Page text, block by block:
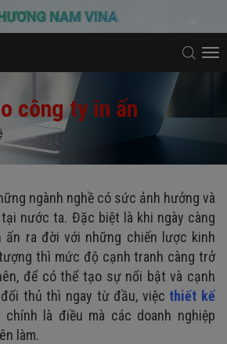
công ty in ấn
ngành nghề có sức ảnh hưởng và
nước ta. Đặc biệt là khi ngày càng
ấn ra đời với những chiến lược kinh
thì mức độ cạnh tranh càng trở
để có thể tạo sự nổi bật và cạnh
thủ thì ngay từ đầu, việc thiết kế
chính là điều mà các doanh nghiệp
làm.